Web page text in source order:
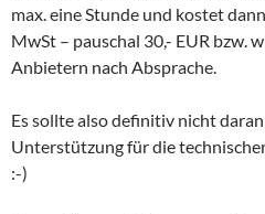
max. eine Stunde und kostet
MwSt – pauschal 30,- EUR bzw.
Anbietern nach Absprache.
Es sollte also definitiv nicht
Unterstützung für die
:-)